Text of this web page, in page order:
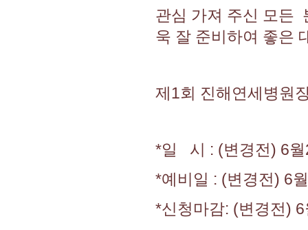
관심 가져 주신 모든
욱 잘 준비하여 좋은
제1회 진해연세병원
*일 시 : (변경전) 6
*예비일 : (변경전) 6
*신청마감: (변경전)